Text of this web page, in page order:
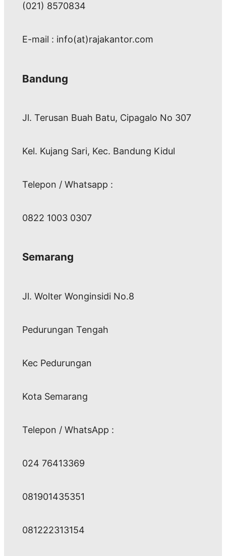
(021) 8570834
E-mail : info(at)rajakantor.com
Bandung
Jl. Terusan Buah Batu, Cipagalo No 307
Kel. Kujang Sari, Kec. Bandung Kidul
Telepon / Whatsapp :
0822 1003 0307
Semarang
Jl. Wolter Wonginsidi No.8
Pedurungan Tengah
Kec Pedurungan
Kota Semarang
Telepon / WhatsApp :
024 76413369
081901435351
081222313154